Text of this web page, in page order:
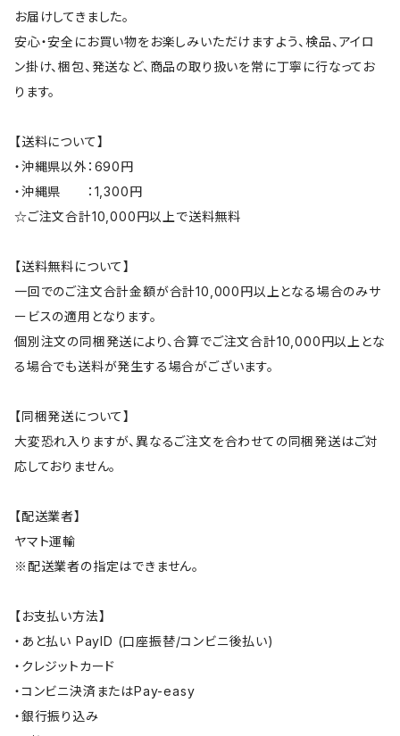
お届けしてきました。
安心・安全にお買い物をお楽しみいただけますよう、検品、アイロ
ン掛け、梱包、発送など、商品の取り扱いを常に丁寧に行なってお
ります。
【送料について】
・沖縄県以外：690円
・沖縄県 ：1,300円
☆ご注文合計10,000円以上で送料無料
【送料無料について】
一回でのご注文合計金額が合計10,000円以上となる場合のみサ
ービスの適用となります。
個別注文の同梱発送により、合算でご注文合計10,000円以上とな
る場合でも送料が発生する場合がございます。
【同梱発送について】
大変恐れ入りますが、異なるご注文を合わせての同梱発送はご対
応しておりません。
【配送業者】
ヤマト運輸
※配送業者の指定はできません。
【お支払い方法】
・あと払い PayID (口座振替/コンビニ後払い)
・クレジットカード
・コンビニ決済またはPay-easy
・銀行振り込み